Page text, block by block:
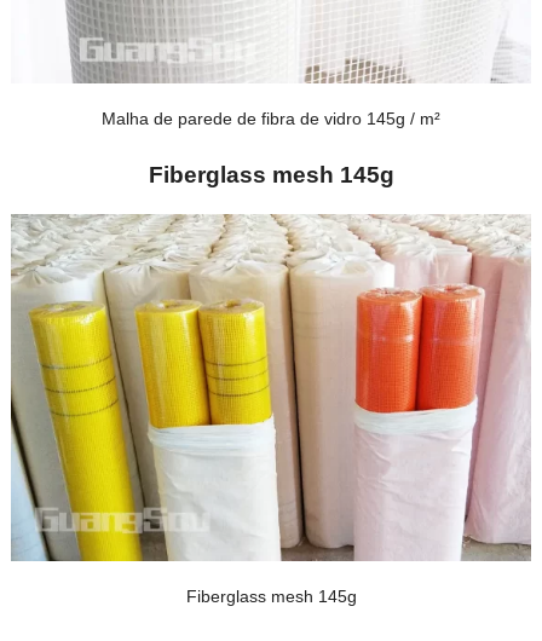
Malha de parede de fibra de vidro 145g / m²
Fiberglass mesh 145g
Fiberglass mesh 145g